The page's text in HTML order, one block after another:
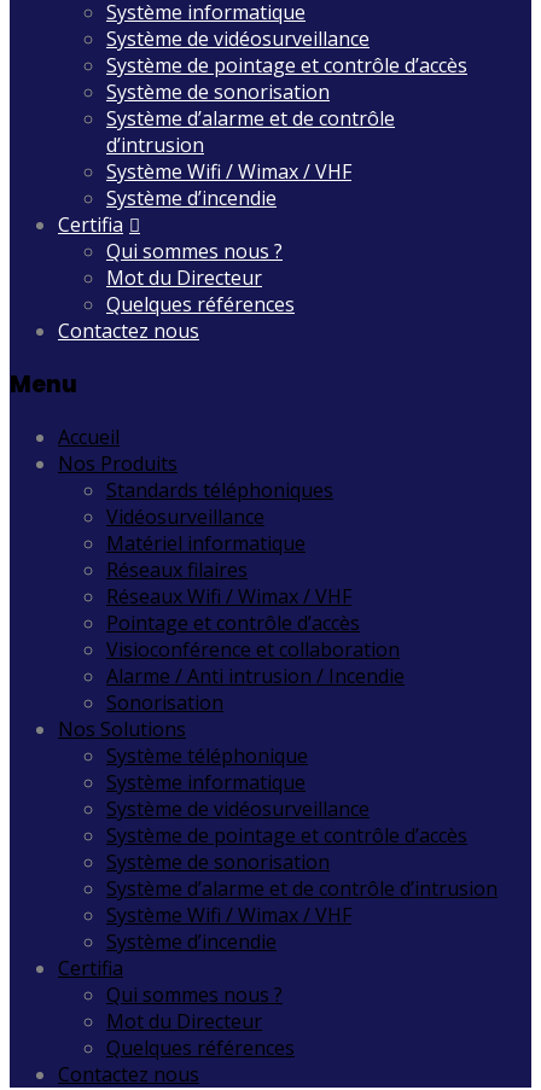
Système informatique
Système de vidéosurveillance
Système de pointage et contrôle d’accès
Système de sonorisation
Système d’alarme et de contrôle
d’intrusion
Système Wifi / Wimax / VHF
Système d’incendie
Certifia
Qui sommes nous ?
Mot du Directeur
Quelques références
Contactez nous
Menu
Accueil
Nos Produits
Standards téléphoniques
Vidéosurveillance
Matériel informatique
Réseaux filaires
Réseaux Wifi / Wimax / VHF
Pointage et contrôle d’accès
Visioconférence et collaboration
Alarme / Anti intrusion / Incendie
Sonorisation
Nos Solutions
Système téléphonique
Système informatique
Système de vidéosurveillance
Système de pointage et contrôle d’accès
Système de sonorisation
Système d’alarme et de contrôle d’intrusion
Système Wifi / Wimax / VHF
Système d’incendie
Certifia
Qui sommes nous ?
Mot du Directeur
Quelques références
Contactez nous
Translate